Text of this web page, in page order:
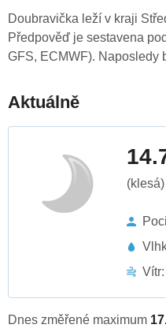
Doubravička leží v kraji
Předpověď je sestavena
GFS, ECMWF). Naposledy
Aktuálně
(klesá)
Vítr:
Dnes změřené maximum